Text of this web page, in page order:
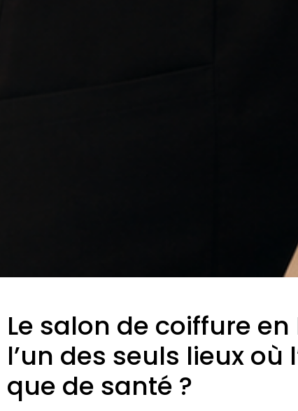
Le salon de coiffure
l’un des seuls lieux où
que de santé ?